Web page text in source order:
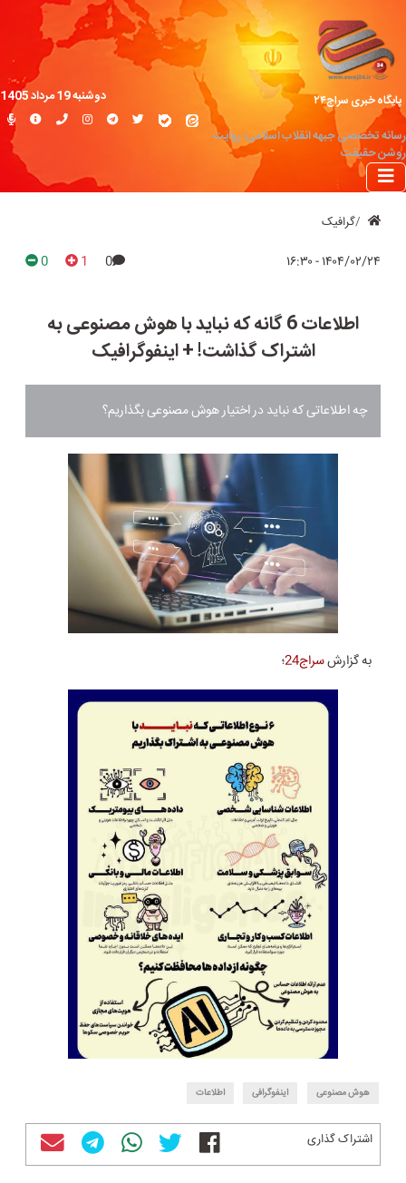
پایگاه خبری سراج۲۴
رسانه تخصصی جبهه انقلاب اسلامی؛ روایت
روشن حقیقت
دوشنبه 19 مرداد 1405
گرافیک
۱۴۰۴/۰۲/۲۴ - ۱۶:۳۰ 0
1
0
اطلاعات 6 گانه که نباید با هوش مصنوعی به
اشتراک گذاشت! + اینفوگرافیک
چه اطلاعاتی که نباید در اختیار هوش مصنوعی بگذاریم؟
به گزارشسراج24 ؛
هوش مصنوعی اینفوگرافی اطلاعات
اشتراک گذاری